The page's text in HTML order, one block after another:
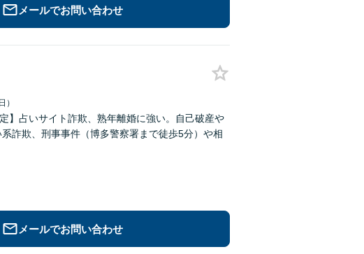
メールでお問い合わせ
）
】占いサイト詐欺、熟年離婚に強い。自己破産や
詐欺、刑事事件（博多警察署まで徒歩5分）や相
メールでお問い合わせ